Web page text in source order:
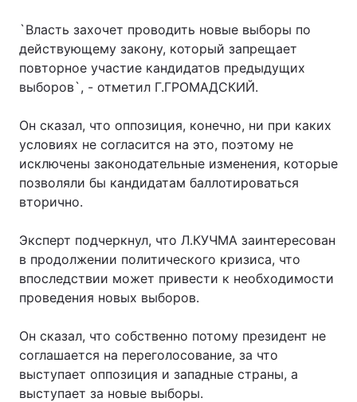
Україна Політика
Економіка Світ
Спорт
Техно і зв'язок Лайт
Зброя Інциденти
Цікавинки Погода
Екологія Регіони
`Власть захочет проводить новые выборы по
действующему закону, который запрещает
повторное участие кандидатов предыдущих
выборов`, - отметил Г.ГРОМАДСКИЙ.
Он сказал, что оппозиция, конечно, ни при каких
условиях не согласится на это, поэтому не
исключены законодательные изменения, которые
позволяли бы кандидатам баллотироваться
вторично.
Эксперт подчеркнул, что Л.КУЧМА заинтересован
в продолжении политического кризиса, что
впоследствии может привести к необходимости
проведения новых выборов.
Он сказал, что собственно потому президент не
соглашается на переголосование, за что
выступает оппозиция и западные страны, а
выступает за новые выборы.